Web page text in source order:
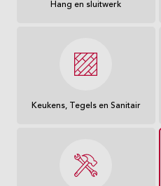
Hang en sluitwerk
Keukens, Tegels en Sanitair